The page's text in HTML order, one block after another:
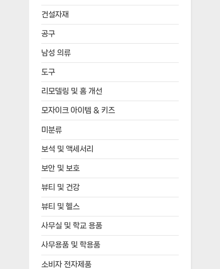
건설자재
공구
남성 의류
도구
리모델링 및 홈 개선
모자이크 아이템 & 키즈
미분류
보석 및 액세서리
보안 및 보호
뷰티 및 건강
뷰티 및 헬스
사무실 및 학교 용품
사무용품 및 학용품
소비자 전자제품